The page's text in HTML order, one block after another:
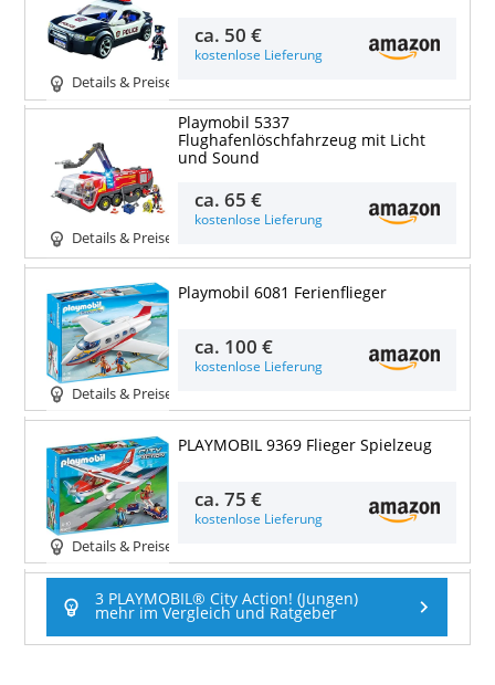
Details & Preise
ca. 50 €
kostenlose Lieferung
Details & Preise
Playmobil 5337
Flughafenlöschfahrzeug mit Licht
und Sound
ca.65 €
kostenlose Lieferung
Details & Preise
Playmobil 6081 Ferienflieger
ca. 100 €
kostenlose Lieferung
Details & Preise
PLAYMOBIL 9369 Flieger Spielzeug
ca.75 €
kostenlose Lieferung
3 PLAYMOBIL® City Action! (Jungen)
mehr im Vergleich und Ratgeber